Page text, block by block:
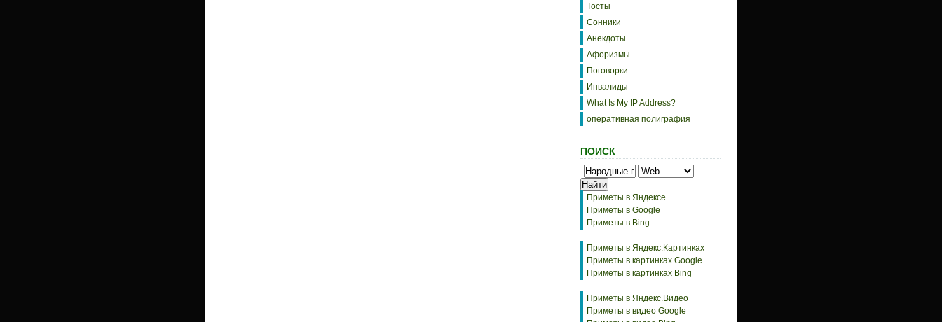
Тосты
Сонники
Анекдоты
Афоризмы
Поговорки
Инвалиды
What Is My IP Address?
оперативная полиграфия
ПОИСК
Приметы в Яндексе
Приметы в Google
Приметы в Bing
Приметы в Яндекс.Картинках
Приметы в картинках Google
Приметы в картинках Bing
Приметы в Яндекс.Видео
Приметы в видео Google